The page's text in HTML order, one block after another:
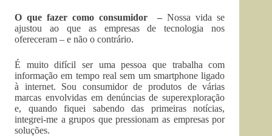
O que fazer como consumidor –Nossa vida se
ajustou ao que as empresas de tecnologia nos
ofereceram – e não o contrário.
É muito difícil ser uma pessoa que trabalha com
informação em tempo real sem um smartphone ligado
à internet. Sou consumidor de produtos de várias
marcas envolvidas em denúncias de superexploração
e, quando fiquei sabendo das primeiras notícias,
integrei-me a grupos que pressionam as empresas por
soluções.